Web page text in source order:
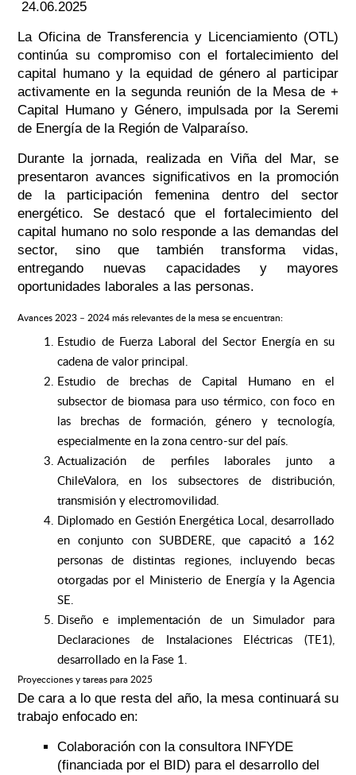
24.06.2025
La Oficina de Transferencia y Licenciamiento (OTL)
continúa su compromiso con el fortalecimiento del
capital humano y la equidad de género al participar
activamente en la segunda reunión de la Mesa de +
Capital Humano y Género, impulsada por la Seremi
de Energía de la Región de Valparaíso.
Durante la jornada, realizada en Viña del Mar, se
presentaron avances significativos en la promoción
de la participación femenina dentro del sector
energético. Se destacó que el fortalecimiento del
capital humano no solo responde a las demandas del
sector, sino que también transforma vidas,
entregando nuevas capacidades y mayores
oportunidades laborales a las personas.
Avances 2023 – 2024 más relevantes de la mesase encuentran:
Estudio de Fuerza Laboral del Sector Energía en su
cadena de valor principal.
Estudio de brechas de Capital Humano en el
subsector de biomasa para uso térmico, con foco en
las brechas de formación, género y tecnología,
especialmente en la zona centro-sur del país.
Actualización de perfiles laborales junto a
ChileValora, en los subsectores de distribución,
transmisión y electromovilidad.
Diplomado en Gestión Energética Local, desarrollado
en conjunto con SUBDERE, que capacitó a 162
personas de distintas regiones, incluyendo becas
otorgadas por el Ministerio de Energía y la Agencia
SE.
Diseño e implementación de un Simulador para
Declaraciones de Instalaciones Eléctricas (TE1),
desarrollado en la Fase 1.
Proyecciones y tareas para 2025
De cara a lo que resta del año, la mesa continuará su
trabajo enfocado en:
Colaboración con la consultora INFYDE
(financiada por el BID) para el desarrollo del